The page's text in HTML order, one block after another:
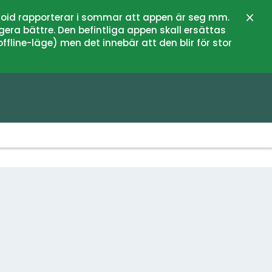
rapporterar i sommar att appen är seg mm.
bättre. Den befintliga appen skall ersättas
läge) men det innebär att den blir för stor